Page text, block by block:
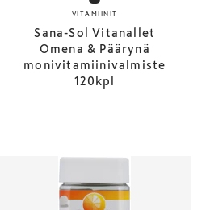
VITAMIINIT
Sana-Sol Vitanallet
Omena & Päärynä
monivitamiinivalmiste
120kpl